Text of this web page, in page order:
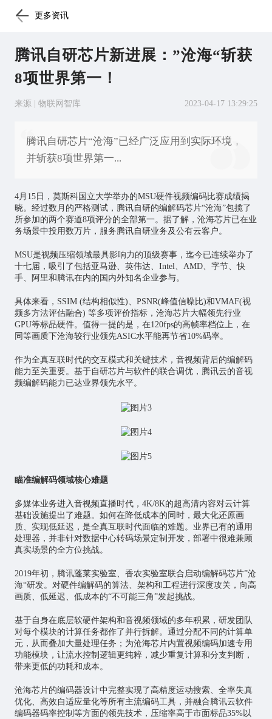
更多资讯
腾讯自研芯片新进展：”沧海“斩获
8项世界第一！
来源 | 物联网智库 2023-04-17 13:29:25
腾讯自研芯片“沧海”已经广泛应用到实际环境，
并斩获8项世界第一...
4月15日，莫斯科国立大学举办的MSU硬件视频编码比赛成绩揭
晓。经过数月的严格测试，腾讯自研的编解码芯片“沧海”包揽了
所参加的两个赛道8项评分的全部第一。据了解，沧海芯片已在业
务场景中投用数万片，服务腾讯自研业务及公有云客户。
MSU是视频压缩领域最具影响力的顶级赛事，迄今已连续举办了
十七届，吸引了包括亚马逊、英伟达、Intel、AMD、字节、快
手、阿里和腾讯在内的国内外知名企业参与。
具体来看，SSIM (结构相似性)、PSNR(峰值信噪比)和VMAF(视
频多方法评估融合) 等多项评价指标，沧海芯片大幅领先行业
GPU等标品硬件。值得一提的是，在120fps的高帧率档位上，在
同等画质下沧海较行业领先ASIC水平能再节省10%码率。
作为全真互联时代的交互模式和关键技术，音视频背后的编解码
能力至关重要。基于自研芯片与软件的联合调优，腾讯云的音视
频编解码能力已达业界领先水平。
瞄准编解码领域核心难题
多媒体业务进入音视频直播时代，4K/8K的超高清内容对云计算
基础设施提出了难题。如何在降低成本的同时，最大化还原画
质、实现低延迟，是全真互联时代面临的难题。业界已有的通用
处理器，并非针对数据中心转码场景定制开发，部署中很难兼顾
真实场景的全方位挑战。
2019年初，腾讯蓬莱实验室、香农实验室联合启动编解码芯片”沧
海“研发。对硬件编解码的算法、架构和工程进行深度攻关，向高
画质、低延迟、低成本的“不可能三角”发起挑战。
基于自身在底层软硬件架构和音视频领域的多年积累，研发团队
对每个模块的计算任务都作了并行拆解。通过分配不同的计算单
元，从而叠加大量处理任务；为沧海芯片内置视频编码加速专用
功能模块，让流水控制逻辑更纯粹，减少重复计算和分支判断，
带来更低的功耗和成本。
沧海芯片的编码器设计中完整实现了高精度运动搜索、全率失真
优化、高效自适应量化等所有主流编码工具，并融合腾讯云软件
编码器码率控制等方面的领先技术，压缩率高于市面标品35%以